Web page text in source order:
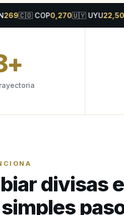
COP0,270🇺🇾 UYU22,50🇬🇧
+
divisas